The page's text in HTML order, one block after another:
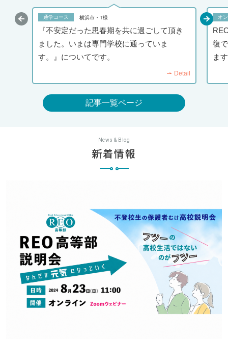
通学コース 横浜市・T様
『不安定だった思春期を共に過ごして頂き
ました。いまは専門学校に通っていま
す。』についてです。
Detail
オ
復
ま
記事一覧ページ
News & Blog
新着情報